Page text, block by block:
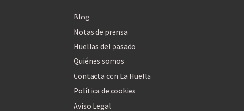
Blog
Notas de prensa
Huellas del pasado
Quiénes somos
Contacta con La Huella
Política de cookies
Aviso Legal